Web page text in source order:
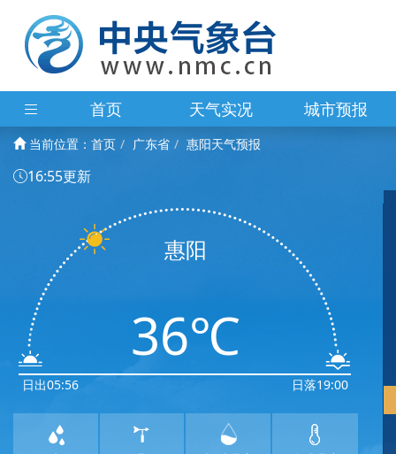
首页 天气实况 城市预报
当前位置： 首页 广东省 惠阳天气预报
16:55更新
日出05:56
惠阳
36℃
日落19:00